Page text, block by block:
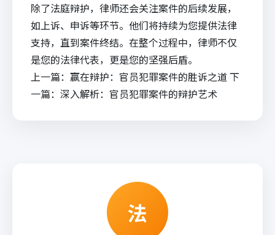
除了法庭辩护，律师还会关注案件的后续发展，
如上诉、申诉等环节。他们将持续为您提供法律
支持，直到案件终结。在整个过程中，律师不仅
是您的法律代表，更是您的坚强后盾。
上一篇： 赢在辩护：官员犯罪案件的胜诉之道下
一篇： 深入解析：官员犯罪案件的辩护艺术
法